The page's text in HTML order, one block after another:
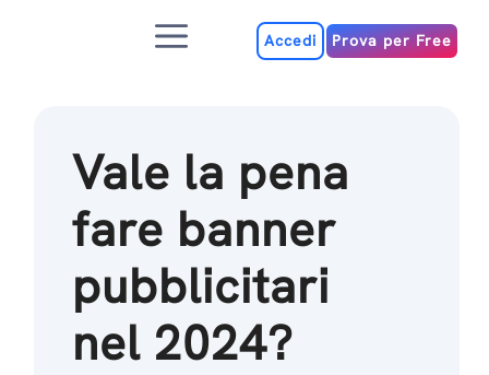
MenuAccedi Prova per Free
Vale la pena
fare banner
pubblicitari
nel 2024?